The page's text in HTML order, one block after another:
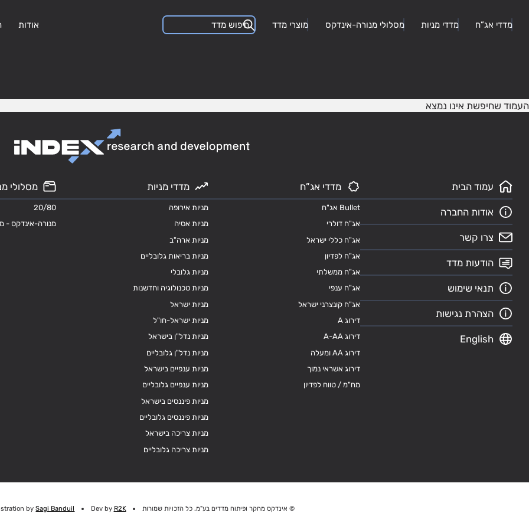
מדדי אג”ח מדדי מניות מסלולי מנורה-אינדקס מוצרי מדד אודות
העמוד שחיפשת אינו נמצא
עמוד הבית
אודות החברה
צרו קשר
הודעות מדד
תנאי שימוש
הצהרת נגישות
English
מדדי אג”ח
Bullet אג"ח
אג"ח דולרי
אג"ח כללי ישראל
אג"ח לפדיון
אג"ח ממשלתי
אג"ח ענפי
אג"ח קונצרני ישראל
דירוג A
דירוג A-AA
דירוג AA ומעלה
דירוג אשראי נמוך
מח"מ / טווח לפדיון
מדדי מניות
מניות אירופה
מניות אסיה
מניות ארה"ב
מניות בריאות גלובליים
מניות גלובלי
מניות טכנולוגיה וחדשנות
מניות ישראל
מניות ישראל-חו"ל
מניות נדל"ן בישראל
מניות נדל"ן גלובליים
מניות ענפיים בישראל
מניות ענפיים גלובליים
מניות פיננסים בישראל
מניות פיננסים גלובליים
מניות צריכה בישראל
מניות צריכה גלובליים
מסלולי
20/80
מנורה-אינדקס -
© אינדקס מחקר ופיתוח מדדים בע"מ. כל הזכויות שמורות Dev by R2K
bySagi Banduil